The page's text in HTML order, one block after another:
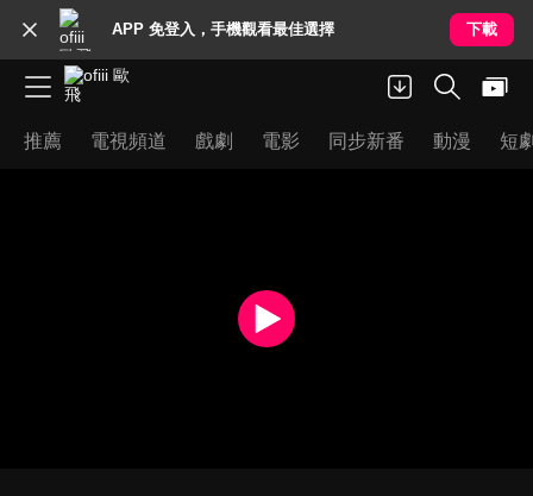
APP 免登入，手機觀看最佳選擇 下載
推薦 電視頻道 戲劇 電影 同步新番 動漫 短